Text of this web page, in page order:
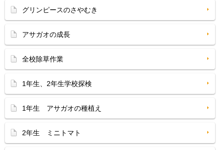
グリンピースのさやむき
アサガオの成長
全校除草作業
1年生、2年生学校探検
1年生 アサガオの種植え
2年生 ミニトマト